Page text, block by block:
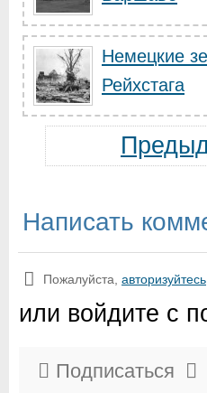
Немецкие
Рейхстага
Написать
Пожалуйста, авторизуйтесь
или войдите с
Подписаться